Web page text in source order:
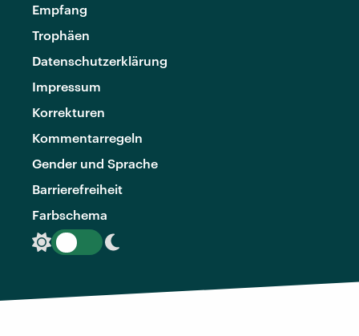
Empfang
Trophäen
Datenschutzerklärung
Impressum
Korrekturen
Kommentarregeln
Gender und Sprache
Barrierefreiheit
Farbschema